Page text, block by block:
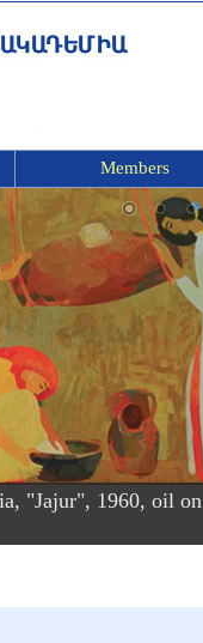
Members
"Jajur", 1960, oil on